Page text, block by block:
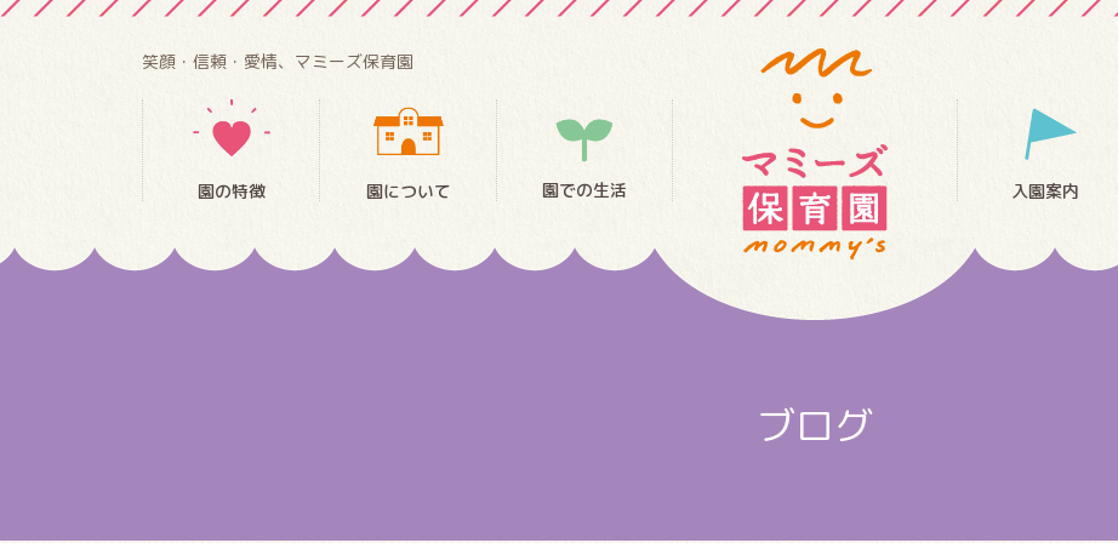
笑顔・信頼・愛情、マミーズ保育園
園の特徴 園について 園での生活 入園案内
ブログ